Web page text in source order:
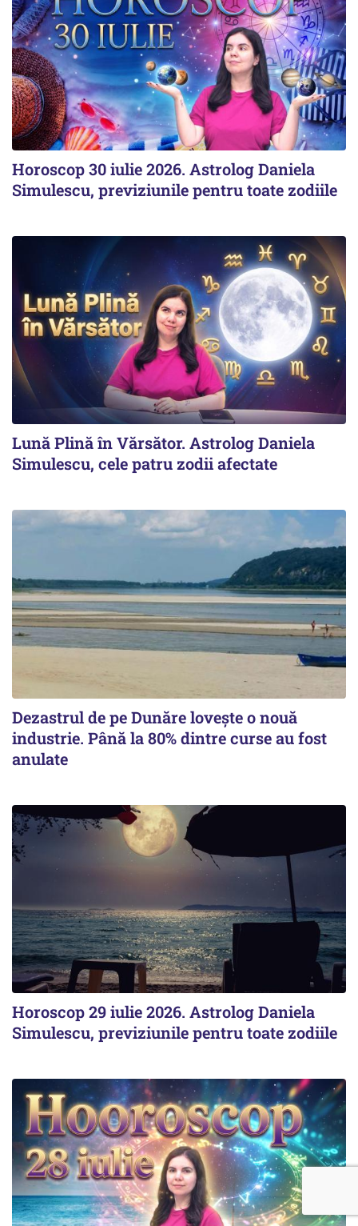
Horoscop 30 iulie 2026. Astrolog Daniela
Simulescu, previziunile pentru toate zodiile
Lună Plină în Vărsător. Astrolog Daniela
Simulescu, cele patru zodii afectate
Dezastrul de pe Dunăre lovește o nouă
industrie. Până la 80% dintre curse au fost
anulate
Horoscop 29 iulie 2026. Astrolog Daniela
Simulescu, previziunile pentru toate zodiile